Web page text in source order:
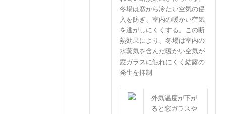
冬場は窓から冷たい空気の侵
入を防ぎ、室内の暖かい空気
を逃がしにくくする。この断
熱効果により、冬場は室内の
水蒸気を含んだ暖かい空気が
窓ガラスに触れにくく結露の
発生を抑制
外気温度が下が
ると窓ガラスや